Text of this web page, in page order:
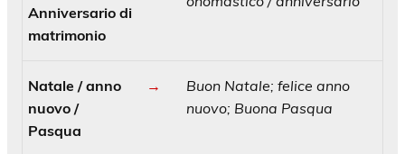
Anniversario di
matrimonio
Natale / anno
nuovo /
Pasqua
→
Buon Natale; felice anno
nuovo; Buona Pasqua